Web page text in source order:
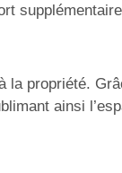
la propriété.
ainsi